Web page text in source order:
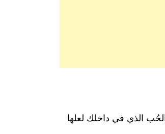
الذي في داخلك لعلها